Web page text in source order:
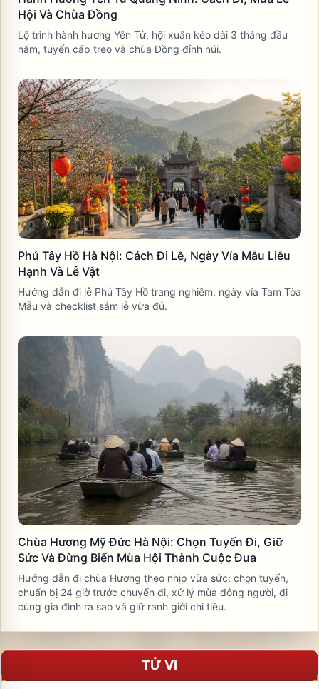
Hội Và Chùa Đồng
Lộ trình hành hương Yên Tử, hội xuân kéo dài 3 tháng đầu
năm, tuyến cáp treo và chùa Đồng đỉnh núi.
Phủ Tây Hồ Hà Nội: Cách Đi Lễ, Ngày Vía Mẫu Liễu
Hạnh Và Lễ Vật
Hướng dẫn đi lễ Phủ Tây Hồ trang nghiêm, ngày vía Tam Tòa
Mẫu và checklist sắm lễ vừa đủ.
Chùa Hương Mỹ Đức Hà Nội: Chọn Tuyến Đi, Giữ
Sức Và Đừng Biến Mùa Hội Thành Cuộc Đua
Hướng dẫn đi chùa Hương theo nhịp vừa sức: chọn tuyến,
chuẩn bị 24 giờ trước chuyến đi, xử lý mùa đông người, đi
cùng gia đình ra sao và giữ ranh giới chi tiêu.
TỬ VI